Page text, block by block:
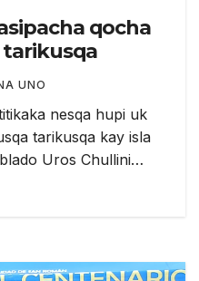
qocha
tarikusqa
UNO
nesqa hupi uk
tarikusqa kay isla
Uros Chullini…